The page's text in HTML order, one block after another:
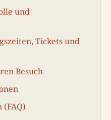
und
Tickets und
Besuch